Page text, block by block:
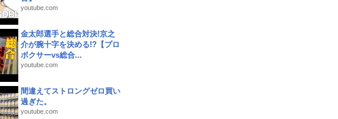
youtube.com
金太郎選手と総合対決!京之
介が腕十字を決める!?【プロ
ボクサーvs総合...
youtube.com
間違えてストロングゼロ買い
過ぎた。
youtube.com